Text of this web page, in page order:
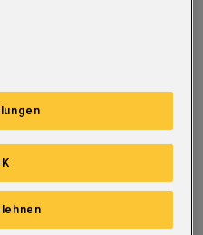
nach
an ausgewählten
Fieselers Sturz
Dativ", dem
"Fritzchens
die Veranstaltung